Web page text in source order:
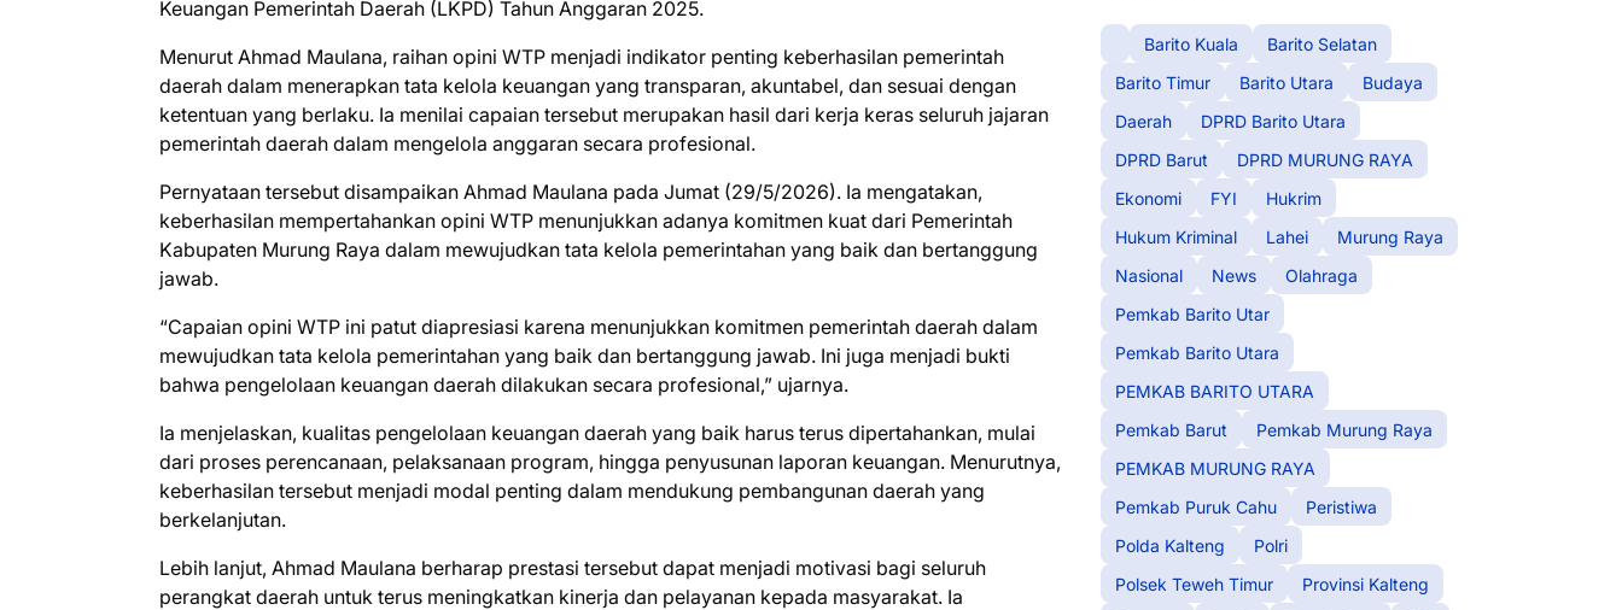
Keuangan Pemerintah Daerah (LKPD) Tahun Anggaran 2025.
Menurut Ahmad Maulana, raihan opini WTP menjadi indikator penting keberhasilan pemerintah
daerah dalam menerapkan tata kelola keuangan yang transparan, akuntabel, dan sesuai dengan
ketentuan yang berlaku. Ia menilai capaian tersebut merupakan hasil dari kerja keras seluruh jajaran
pemerintah daerah dalam mengelola anggaran secara profesional.
Pernyataan tersebut disampaikan Ahmad Maulana pada Jumat (29/5/2026). Ia mengatakan,
keberhasilan mempertahankan opini WTP menunjukkan adanya komitmen kuat dari Pemerintah
Kabupaten Murung Raya dalam mewujudkan tata kelola pemerintahan yang baik dan bertanggung
jawab.
“Capaian opini WTP ini patut diapresiasi karena menunjukkan komitmen pemerintah daerah dalam
mewujudkan tata kelola pemerintahan yang baik dan bertanggung jawab. Ini juga menjadi bukti
bahwa pengelolaan keuangan daerah dilakukan secara profesional,” ujarnya.
Ia menjelaskan, kualitas pengelolaan keuangan daerah yang baik harus terus dipertahankan, mulai
dari proses perencanaan, pelaksanaan program, hingga penyusunan laporan keuangan. Menurutnya,
keberhasilan tersebut menjadi modal penting dalam mendukung pembangunan daerah yang
berkelanjutan.
Lebih lanjut, Ahmad Maulana berharap prestasi tersebut dapat menjadi motivasi bagi seluruh
perangkat daerah untuk terus meningkatkan kinerja dan pelayanan kepada masyarakat. Ia
Barito Kuala
Barito Selatan
Barito Timur
Barito Utara
Budaya
Daerah
DPRD Barito Utara
DPRD Barut
DPRD MURUNG RAYA
Ekonomi
FYI
Hukrim
Hukum Kriminal
Lahei
Murung Raya
Nasional
News
Olahraga
Pemkab Barito Utar
Pemkab Barito Utara
PEMKAB BARITO UTARA
Pemkab Barut
Pemkab Murung Raya
PEMKAB MURUNG RAYA
Pemkab Puruk Cahu
Peristiwa
Polda Kalteng
Polri
Polsek Teweh Timur
Provinsi Kalteng